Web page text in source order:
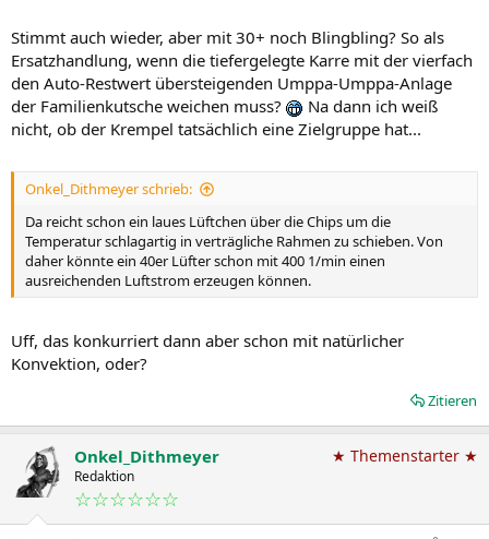
Stimmt auch wieder, aber mit 30+ noch Blingbling? So als
Ersatzhandlung, wenn die tiefergelegte Karre mit der vierfach
den Auto-Restwert übersteigenden Umppa-Umppa-Anlage
der Familienkutsche weichen muss?
Na dann ich weiß
nicht, ob der Krempel tatsächlich eine Zielgruppe hat...
Onkel_Dithmeyer schrieb:
Da reicht schon ein laues Lüftchen über die Chips um die
Temperatur schlagartig in verträgliche Rahmen zu schieben. Von
daher könnte ein 40er Lüfter schon mit 400 1/min einen
ausreichenden Luftstrom erzeugen können.
Uff, das konkurriert dann aber schon mit natürlicher
Konvektion, oder?
Zitieren
Onkel_Dithmeyer
Redaktion
☆☆☆☆☆☆
★ Themenstarter ★